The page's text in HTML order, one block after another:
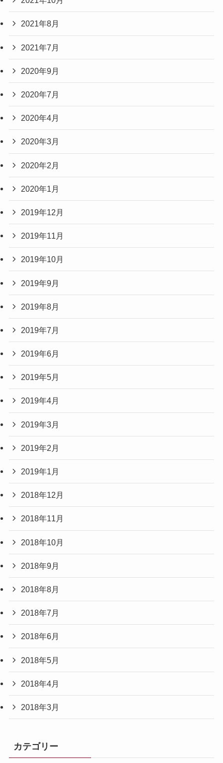
2021年8月
2021年7月
2020年9月
2020年7月
2020年4月
2020年3月
2020年2月
2020年1月
2019年12月
2019年11月
2019年10月
2019年9月
2019年8月
2019年7月
2019年6月
2019年5月
2019年4月
2019年3月
2019年2月
2019年1月
2018年12月
2018年11月
2018年10月
2018年9月
2018年8月
2018年7月
2018年6月
2018年5月
2018年4月
2018年3月
カテゴリー